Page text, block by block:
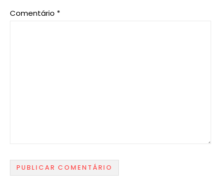
Comentário *